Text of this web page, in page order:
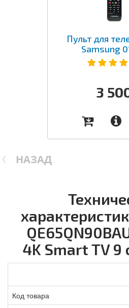
НАЗАД
Пульт для
Samsung
3
4K Smart TV 9
Код товара